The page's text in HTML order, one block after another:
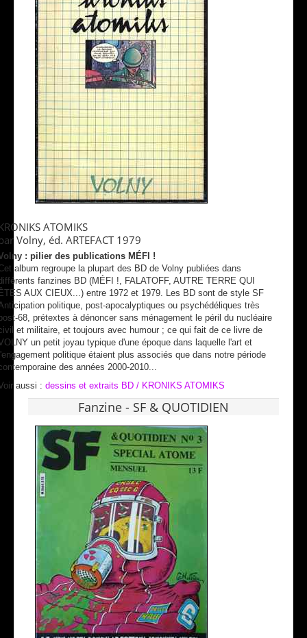
ATOMIKS
Volny, éd. ARTEFACT 1979
: pilier des publications MÉFI !
album regroupe la plupart des BD de Volny publiées dans
fanzines BD (MÉFI !, FALATOFF, AUTRE TERRE QUI
AUX CIEUX...) entre 1972 et 1979. Les BD sont de style SF
politique, post-apocalyptiques ou psychédéliques très
68, prétextes à dénoncer sans ménagement le péril du nucléaire
et militaire, et toujours avec humour ; ce qui fait de ce livre de
un petit joyau typique d'une époque dans laquelle l'art et
politique étaient plus associés que dans notre période
des années 2000-2010...
aussi : dessins et extraits BD / KRONIKS ATOMIKS
Fanzine - SF & QUOTIDIEN